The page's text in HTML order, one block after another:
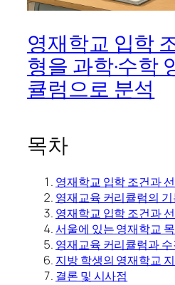
영재학교 입학
형을 과학·수학
큘럼으로 분석
목차
영재학교 입학 조건과
영재교육 커리큘럼의
영재학교 입학 조건과
서울에 있는 영재학교
영재교육 커리큘럼과
지방 학생의 영재학교
결론 및 시사점